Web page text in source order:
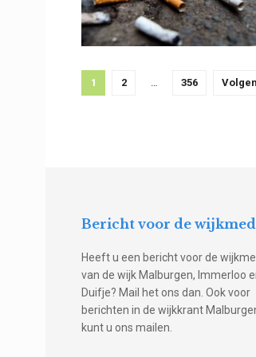
1 2 … 356
Bericht voor de
Heeft u een bericht voor de
van de wijk Malburgen, Immerloo
Duifje? Mail het ons dan. Ook voor
berichten in de wijkkrant
kunt u ons mailen.